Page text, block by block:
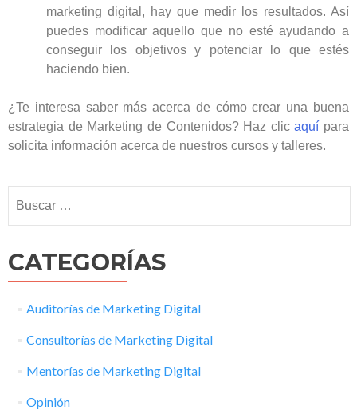
marketing digital, hay que medir los resultados. Así
puedes modificar aquello que no esté ayudando a
conseguir los objetivos y potenciar lo que estés
haciendo bien.
¿Te interesa saber más acerca de cómo crear una buena
estrategia de Marketing de Contenidos? Haz clicaquí para
solicita información acerca de nuestros cursos y talleres.
CATEGORÍAS
Auditorías de Marketing Digital
Consultorías de Marketing Digital
Mentorías de Marketing Digital
Opinión